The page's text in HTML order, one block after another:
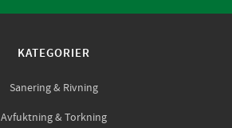
KATEGORIER
Sanering & Rivning
Avfuktning & Torkning